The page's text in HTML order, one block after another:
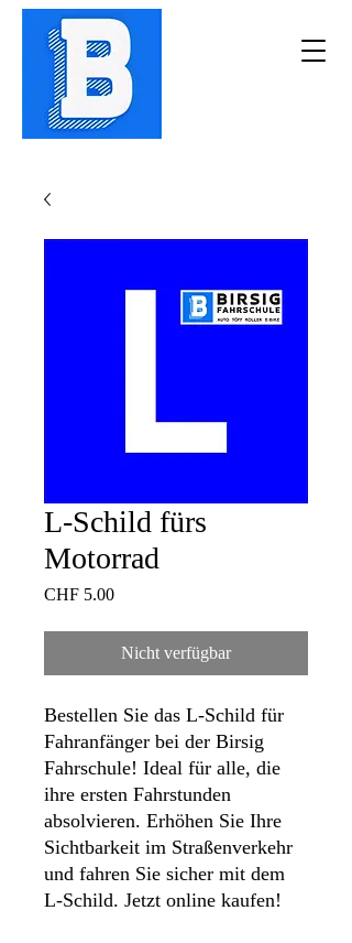
L-Schild fürs
Motorrad
CHF 5.00Preis
Nicht verfügbar
Bestellen Sie das L-Schild für
Fahranfänger bei der Birsig
Fahrschule! Ideal für alle, die
ihre ersten Fahrstunden
absolvieren. Erhöhen Sie Ihre
Sichtbarkeit im Straßenverkehr
und fahren Sie sicher mit dem
L-Schild. Jetzt online kaufen!